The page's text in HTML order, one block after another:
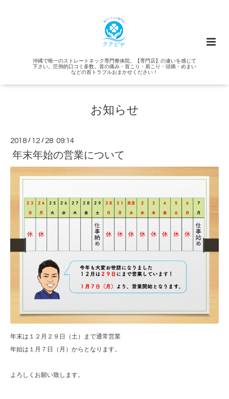
沖縄で唯一のストレートネック専門整体院。【専門店】の違いを感じて
下さい。圧倒的口コミ多数。首の痛み・首こり・肩こり・頭痛・めまい
などの首トラブルおまかせください！
お知らせ
2018 / 12 / 28 09:14
年末年始の営業について
年末は１２月２９日（土）まで通常営業
年始は１月７日（月）からとなります。
よろしくお願い致します。